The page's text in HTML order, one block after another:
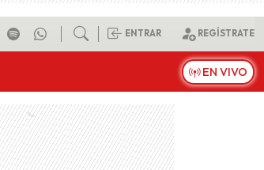
ENTRAR REGÍSTRATE
EN VIVO